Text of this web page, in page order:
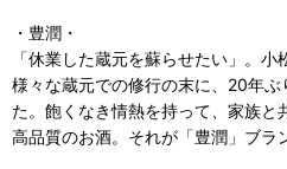
・豊潤・
「休業した蔵元を蘇らせたい」。小
様々な蔵元での修行の末に、20年
た。飽くなき情熱を持って、家族と
高品質のお酒。それが「豊潤」ブラ